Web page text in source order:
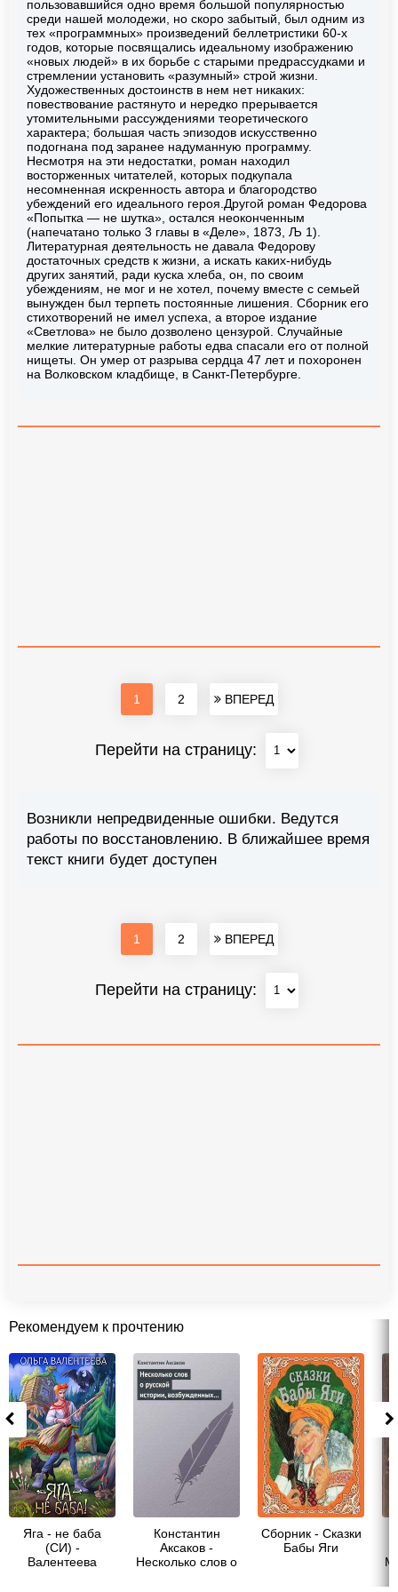
пользовавшийся одно время большой популярностью
среди нашей молодежи, но скоро забытый, был одним из
тех «программных» произведений беллетристики 60-х
годов, которые посвящались идеальному изображению
«новых людей» в их борьбе с старыми предрассудками и
стремлении установить «разумный» строй жизни.
Художественных достоинств в нем нет никаких:
повествование растянуто и нередко прерывается
утомительными рассуждениями теоретического
характера; большая часть эпизодов искусственно
подогнана под заранее надуманную программу.
Несмотря на эти недостатки, роман находил
восторженных читателей, которых подкупала
несомненная искренность автора и благородство
убеждений его идеального героя.Другой роман Федорова
«Попытка — не шутка», остался неоконченным
(напечатано только 3 главы в «Деле», 1873, Љ 1).
Литературная деятельность не давала Федорову
достаточных средств к жизни, а искать каких-нибудь
других занятий, ради куска хлеба, он, по своим
убеждениям, не мог и не хотел, почему вместе с семьей
вынужден был терпеть постоянные лишения. Сборник его
стихотворений не имел успеха, а второе издание
«Светлова» не было дозволено цензурой. Случайные
мелкие литературные работы едва спасали его от полной
нищеты. Он умер от разрыва сердца 47 лет и похоронен
на Волковском кладбище, в Санкт-Петербурге.
1 2 ВПЕРЕД
Перейти на страницу:
Возникли непредвиденные ошибки. Ведутся
работы по восстановлению. В ближайшее время
текст книги будет доступен
1 2 ВПЕРЕД
Перейти на страницу:
Рекомендуем к прочтению
Яга - не баба
(СИ) -
Валентеева
Константин
Аксаков -
Несколько слов о
Сборник - Сказки
Бабы Яги